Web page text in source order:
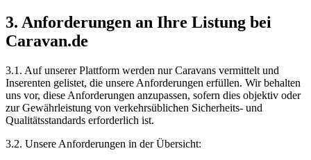
3. Anforderungen an Ihre Listung bei
Caravan.de
3.1. Auf unserer Plattform werden nur Caravans vermittelt und
Inserenten gelistet, die unsere Anforderungen erfüllen. Wir behalten
uns vor, diese Anforderungen anzupassen, sofern dies objektiv oder
zur Gewährleistung von verkehrsüblichen Sicherheits- und
Qualitätsstandards erforderlich ist.
3.2. Unsere Anforderungen in der Übersicht: